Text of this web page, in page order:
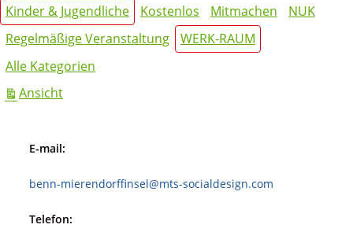
Kinder & Jugendliche
Kostenlos Mitmachen
NUK
Regelmäßige Veranstaltung
WERK-RAUM
Alle Kategorien
Ansichtausdrucken
E-mail:
benn-mierendorffinsel@mts-socialdesign.com
Telefon: